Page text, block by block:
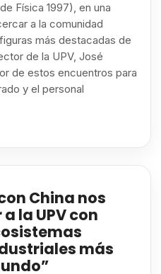
Física 1997), en una
a la comunidad
más destacadas de
de la UPV, José
de estos encuentros para
y el personal
China nos
la UPV con
más